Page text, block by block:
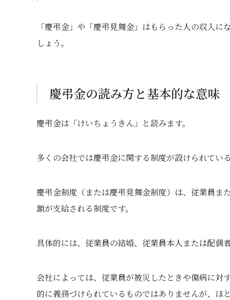
「慶弔金」や「慶弔見舞金」はもらった人の収入
しょう。
慶弔金の読み方と基本的な意味
慶弔金は「けいちょうきん」と読みます。
多くの会社では慶弔金に関する制度が設けられている
慶弔金制度（または慶弔見舞金制度）は、従業員ま
額が支給される制度です。
具体的には、従業員の結婚、従業員本人または配偶
会社によっては、従業員が被災したときや傷病に対
的に義務づけられているものではありませんが、